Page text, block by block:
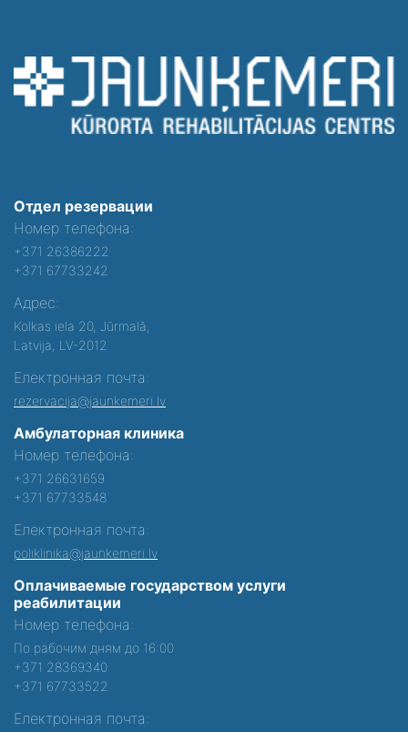
Отдел резервации
Номер телефона:
+371 26386222
+371 67733242
Адрес:
Kolkas iela 20, Jūrmalā,
Latvija, LV-2012
Електронная почта:
rezervacija@jaunkemeri.lv
Амбулаторная клиника
Номер телефона:
+371 26631659
+371 67733548
Електронная почта:
poliklinika@jaunkemeri.lv
Оплачиваемые государством услуги
реабилитации
Номер телефона:
По рабочим дням до 16:00
+371 28369340
+371 67733522
Електронная почта: